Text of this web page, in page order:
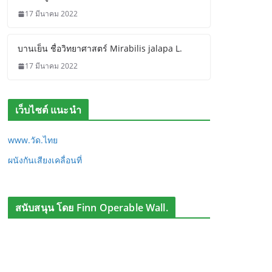
17 มีนาคม 2022
บานเย็น ชื่อวิทยาศาสตร์ Mirabilis jalapa L.
17 มีนาคม 2022
เว็บไซต์ แนะนำ
www.วัด.ไทย
ผนังกันเสียงเคลื่อนที่
สนับสนุน โดย Finn Operable Wall.